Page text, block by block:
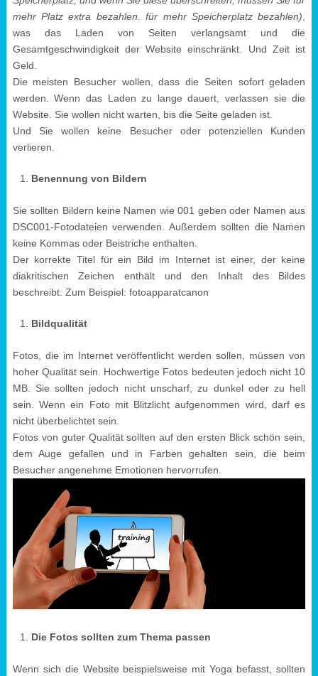
mehr Platz extra bezahlen. für mehr Speicherplatz bezahlen),
was das Laden von Seiten verlangsamt und die
Gesamtgeschwindigkeit der Website einschränkt. Und Zeit ist
Geld.
Die meisten Besucher wollen, dass die Seiten sofort geladen
werden. Wenn das Laden zu lange dauert, verlassen sie die
Website. Sie wollen nicht warten, bis die Seite geladen ist.
Und Sie wollen keine Besucher oder potenziellen Kunden
verlieren.
Benennung von Bildern
Sie sollten Bildern keine Namen wie 001 geben oder Namen aus
DSC001-Fotodateien verwenden. Außerdem sollten die Namen
keine Kommas oder Beistriche enthalten.
Der korrekte Titel für ein Bild im Internet ist einer, der keine
diakritischen Zeichen enthält und den Inhalt des Bildes
beschreibt. Zum Beispiel: fotoapparatcanon
Bildqualität
Fotos, die im Internet veröffentlicht werden sollen, müssen von
hoher Qualität sein. Hochwertige Fotos bedeuten jedoch nicht 10
MB. Sie sollten jedoch nicht unscharf, zu dunkel oder zu hell
sein. Wenn ein Foto mit Blitzlicht aufgenommen wird, darf es
nicht überbelichtet sein.
Fotos von guter Qualität sollten auf den ersten Blick schön sein,
dem Auge gefallen und in Farben gehalten sein, die beim
Besucher angenehme Emotionen hervorrufen.
Die Fotos sollten zum Thema passen
Wenn sich die Website beispielsweise mit Yoga befasst, sollten